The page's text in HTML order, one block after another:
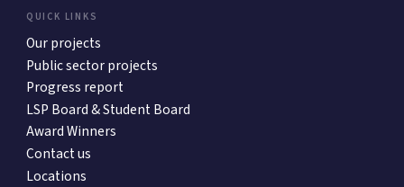
QUICK LINKS
Our projects
Public sector projects
Progress report
LSP Board & Student Board
Award Winners
Contact us
Locations